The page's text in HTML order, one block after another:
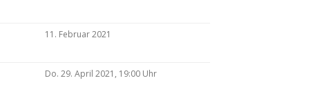
11. Februar 2021
Do. 29. April 2021, 19:00 Uhr